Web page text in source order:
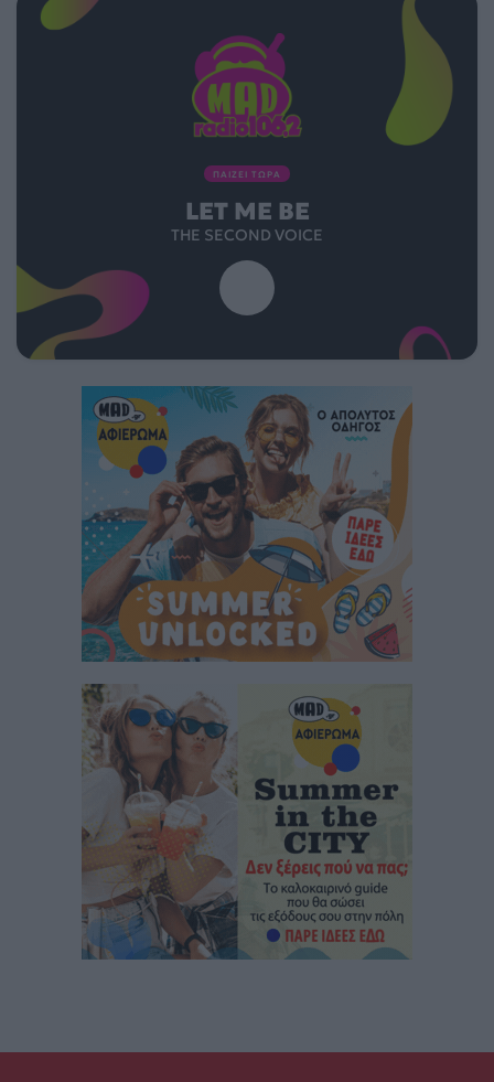
ΠΑΙΖΕΙ ΤΩΡΑ
LET ME BE
THE SECOND VOICE